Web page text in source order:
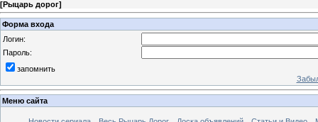
[Рыцарь дорог]
Форма входа
Логин:
Пароль:
запомнить
Меню сайта